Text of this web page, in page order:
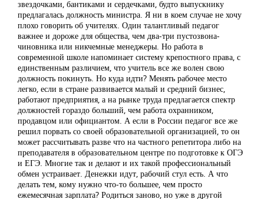
звездочками, бантиками и сердечками, будто выпускнику
предлагалась должность министра. Я ни в коем случае не хочу
плохо говорить об учителях. Один талантливый педагог
важнее и дороже для общества, чем два-три пустозвона-
чиновника или никчемные менеджеры. Но работа в
современной школе напоминает систему крепостного права, с
единственным различием, что учитель все же волен свою
должность покинуть. Но куда идти? Менять рабочее место
легко, если в стране развивается малый и средний бизнес,
работают предприятия, а на рынке труда предлагается спектр
должностей гораздо больший, чем работа охранником,
продавцом или официантом. А если в России педагог все же
решил порвать со своей образовательной организацией, то он
может рассчитывать разве что на частного репетитора либо на
преподавателя в образовательном центре по подготовке к ОГЭ
и ЕГЭ. Многие так и делают и их такой профессиональный
обмен устраивает. Денежки идут, рабочий стул есть. А что
делать тем, кому нужно что-то большее, чем просто
ежемесячная зарплата? Родиться заново, но уже в другой